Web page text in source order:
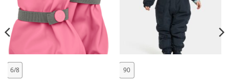
6/8 90